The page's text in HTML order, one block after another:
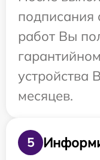
подписания
работ Вы
устройства
месяцев.
5